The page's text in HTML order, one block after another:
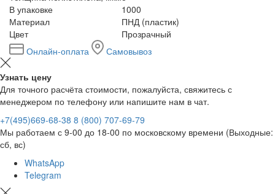
В упаковке
1000
Материал
ПНД (пластик)
Цвет
Прозрачный
Онлайн-оплата
Самовывоз
Узнать цену
Для точного расчёта стоимости, пожалуйста, свяжитесь с
менеджером по телефону или напишите нам в чат.
+7(495)669-68-38 8 (800) 707-69-79
Мы работаем с 9-00 до 18-00 по московскому времени (Выходные:
сб, вс)
WhatsApp
Telegram